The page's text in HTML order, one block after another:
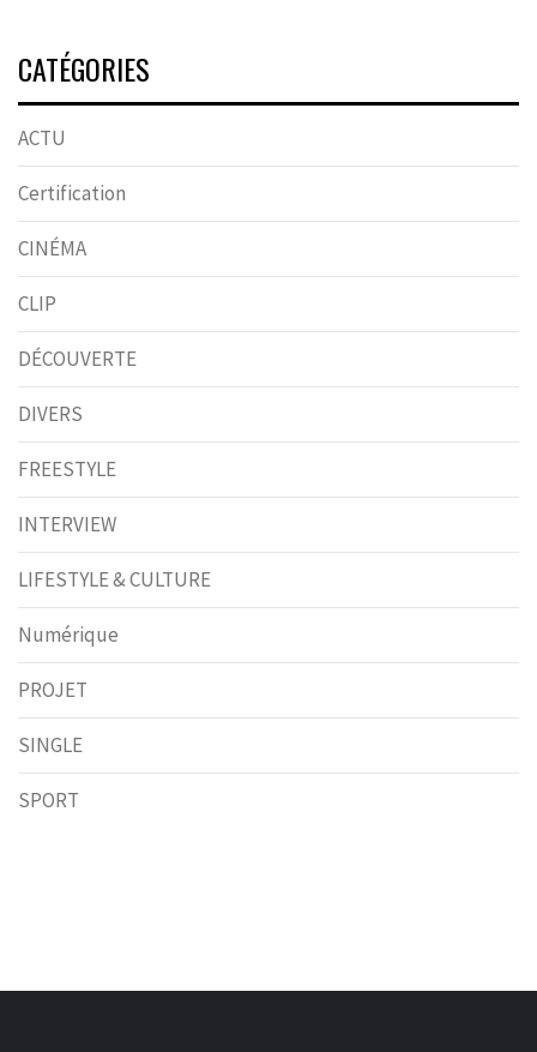
CATÉGORIES
ACTU
Certification
CINÉMA
CLIP
DÉCOUVERTE
DIVERS
FREESTYLE
INTERVIEW
LIFESTYLE & CULTURE
Numérique
PROJET
SINGLE
SPORT